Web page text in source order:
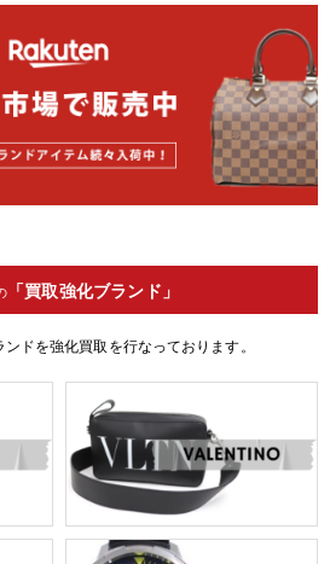
「買取強化ブランド」
ドを強化買取を行なっております。